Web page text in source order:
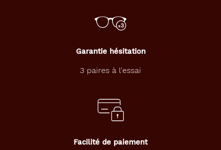
Garantie hésitation
3 paires à l'essai
Facilité de paiement